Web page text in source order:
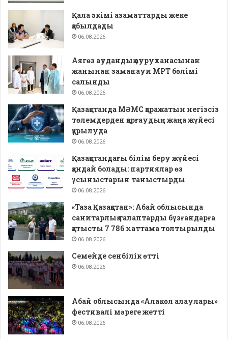
Қала әкімі азаматтарды жеке
қабылдады
06.08.2026
Аягөз аудандық ауруханасынан
жанынан заманауи МРТ бөлімі
салынды
06.08.2026
Қазақстанда МӘМС қаражатын негізсіз
төлемдерден қорғаудың жаңа жүйесі
құрылуда
06.08.2026
Қазақстандағы білім беру жүйесі
қандай болады: партиялар өз
ұсыныстарын таныстырды
06.08.2026
«Таза Қазақстан»: Абай облысында
санитарлық талаптарды бұзғандарға
қатысты 7 786 хаттама толтырылды
06.08.2026
Семейде сенбілік өтті
06.08.2026
Абай облысында «Алакөл алаулары»
фестивалі мәреге жетті
06.08.2026